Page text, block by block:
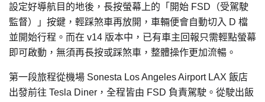
設定好導航目的地後，長按螢幕上的「開始 FSD（受駕駛
監督）」按鍵，輕踩煞車再放開，車輛便會自動切入 D 檔
並開始行程。而在 v14 版本中，已有車主回報只需輕點螢幕
即可啟動，無須再長按或踩煞車，整體操作更加流暢。
第一段旅程從機場 Sonesta Los Angeles Airport LAX 飯店
出發前往 Tesla Diner，全程皆由 FSD 負責駕駛。從駛出飯